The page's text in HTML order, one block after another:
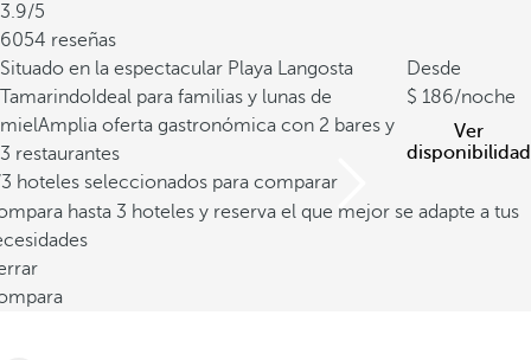
3.9/5
6054 reseñas
Situado en la espectacular Playa Langosta
Tamarindo Ideal para familias y lunas de
mielAmplia oferta gastronómica con 2 bares y
3 restaurantes
Desde
186/noche
Ver
disponibilidad
hoteles seleccionados para comparar
hasta 3 hoteles y reserva el que mejor se adapte a tus